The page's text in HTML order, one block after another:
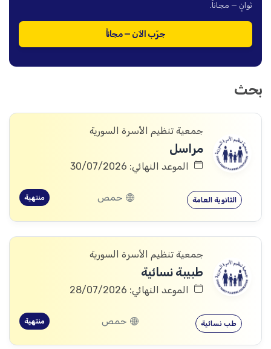
ثوانٍ — مجاناً.
جرّب الآن — مجاناً
بحث
جمعية تنظيم الأسرة السورية
مراسل
الموعد النهائي: 30/07/2026
الثانوية العامة حمص منتهية
جمعية تنظيم الأسرة السورية
طبيبة نسائية
الموعد النهائي: 28/07/2026
طب نسائية حمص منتهية